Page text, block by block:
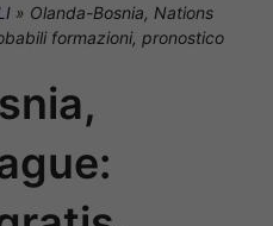
» Olanda-Bosnia, Nations
formazioni, pronostico